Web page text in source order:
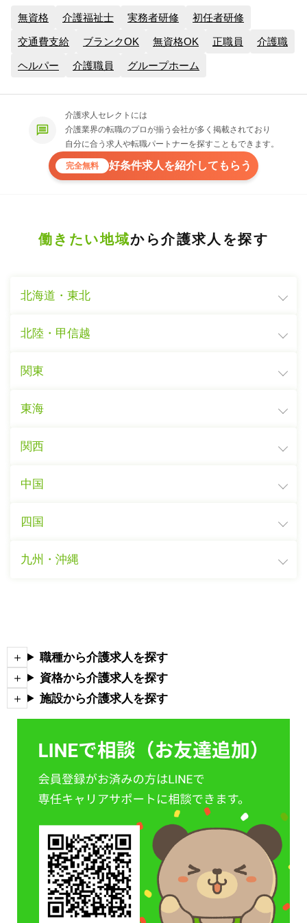
無資格 介護福祉士 実務者研修 初任者研修
交通費支給 ブランクOK 無資格OK 正職員 介護職
ヘルパー 介護職員 グループホーム
介護求人セレクトには
介護業界の転職のプロが揃う会社が多く掲載されており
自分に合う求人や転職パートナーを探すこともできます。
完全無料 好条件求人を紹介してもらう
働きたい地域から介護求人を探す
北海道・東北
北陸・甲信越
関東
東海
関西
中国
四国
九州・沖縄
職種から介護求人を探す
資格から介護求人を探す
施設から介護求人を探す